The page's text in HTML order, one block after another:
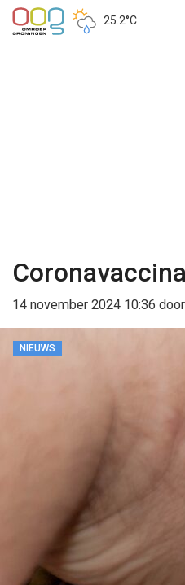
25.2°C
14 november 2024 10:36 door
NIEUWS